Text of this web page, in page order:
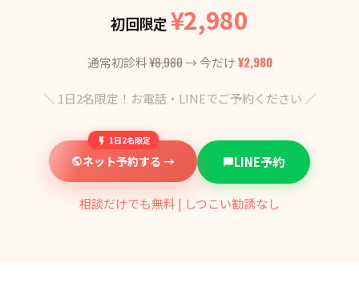
初回限定¥2,980
通常初診料¥8,980→ 今だけ¥2,980
＼ 1日2名限定！お電話・LINEでご予約ください ／
1日2名限定
ネット予約する → LINE予約
相談だけでも無料 | しつこい勧誘なし